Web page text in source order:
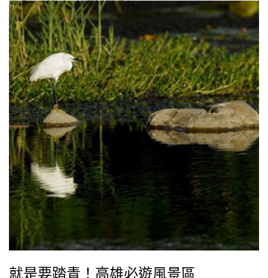
打狗鐵道故事館 捷運西子灣站旁的「打狗鐵道故事
館」，是高雄的第一個火車站，這裡保留許多舊型號列
車，以前的辦公室、站長室也開放民眾入內參觀，並在
牆上以生動的圖ă
就是要踏青！高雄必遊風景區